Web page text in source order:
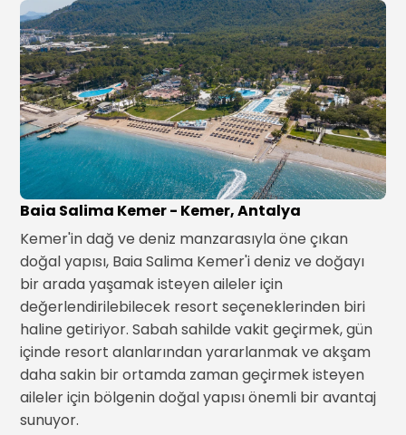
Baia Salima Kemer - Kemer, Antalya
Kemer'in dağ ve deniz manzarasıyla öne çıkan
doğal yapısı, Baia Salima Kemer'i deniz ve doğayı
bir arada yaşamak isteyen aileler için
değerlendirilebilecek resort seçeneklerinden biri
haline getiriyor. Sabah sahilde vakit geçirmek, gün
içinde resort alanlarından yararlanmak ve akşam
daha sakin bir ortamda zaman geçirmek isteyen
aileler için bölgenin doğal yapısı önemli bir avantaj
sunuyor.